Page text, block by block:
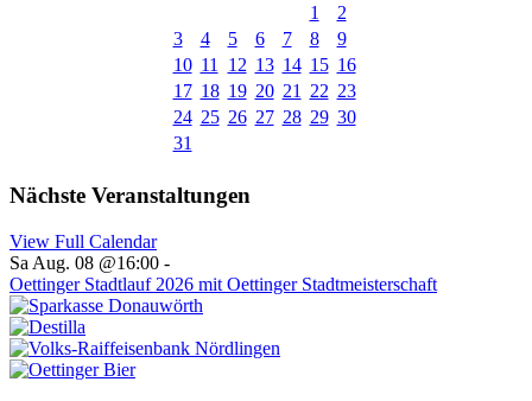
1
2
3
4 5 6 7 8
9
10 11 12 13 14 15 16
17 18 19 20 21 22 23
24 25 26 27 28 29 30
31
Nächste Veranstaltungen
View Full Calendar
Sa Aug. 08 @16:00 -
Oettinger Stadtlauf 2026 mit Oettinger Stadtmeisterschaft